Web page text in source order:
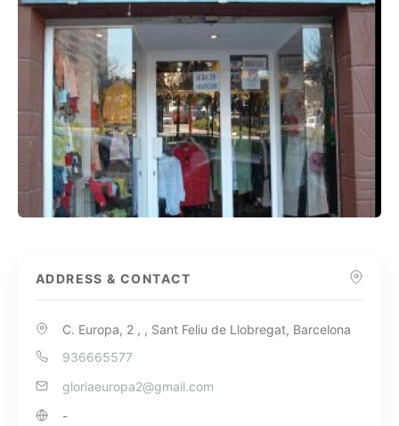
ADDRESS & CONTACT
C. Europa, 2 , , Sant Feliu de Llobregat, Barcelona
936665577
gloriaeuropa2@gmail.com
-